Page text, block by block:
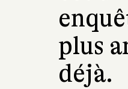
plus
déjà.